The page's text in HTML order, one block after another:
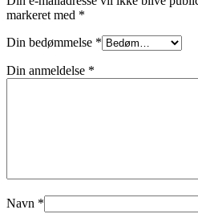
markeret med *
Din bedømmelse *
Din anmeldelse *
Navn *